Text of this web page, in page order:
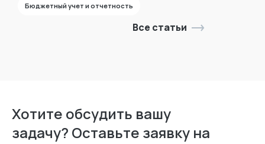
Все статьи
Бюджетный учет и отчетность
Хотите обсудить вашу
задачу? Оставьте заявку на